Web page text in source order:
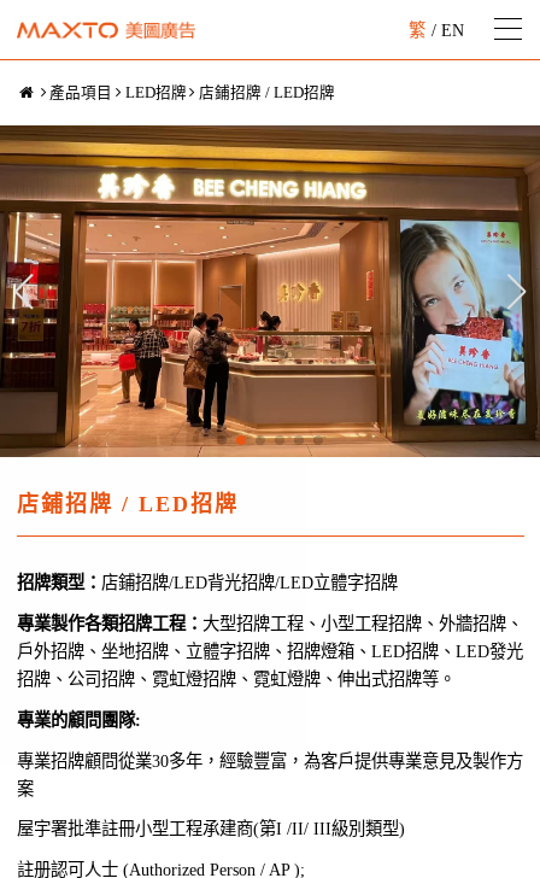
繁 / EN
產品項目 LED招牌 店鋪招牌 / LED招牌
店鋪招牌 / LED招牌
招牌類型： 店鋪招牌/LED背光招牌/LED立體字招牌
專業製作各類招牌工程： 大型招牌工程、小型工程招牌、外牆招牌、
戶外招牌、坐地招牌、立體字招牌、招牌燈箱、LED招牌、LED發光
招牌、公司招牌、霓虹燈招牌、霓虹燈牌、伸出式招牌等。
專業的顧問團隊:
專業招牌顧問從業30多年，經驗豐富，為客戶提供專業意見及製作方
案
屋宇署批準註冊小型工程承建商(第I /II/ III級別類型)
註册認可人士 (Authorized Person / AP );